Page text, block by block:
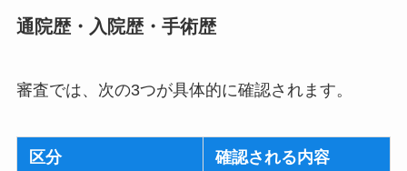
通院歴・入院歴・手術歴
審査では、次の3つが具体的に確認されます。
区分 確認される内容